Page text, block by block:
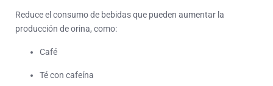
Reduce el consumo de bebidas que pueden aumentar la
producción de orina, como:
Café
Té con cafeína